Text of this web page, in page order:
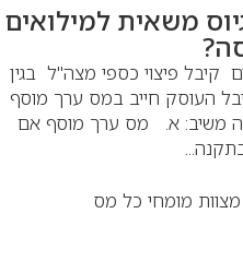
משאית למילואים
פיצוי כספי מצה"ל בגין
העוסק חייב במס ערך מוסף
משיב: א. מס ערך מוסף אם